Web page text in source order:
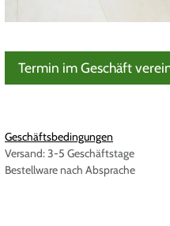
Termin im Geschäft
Geschäftsbedingungen
Versand: 3-5 Geschäftstage
Bestellware nach Absprache